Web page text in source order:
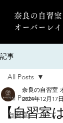
奈良の自習室
オーバーレイ
記事
All Posts
自習室について
All Posts
【自習室
奈良の自習室
2024年12月17日